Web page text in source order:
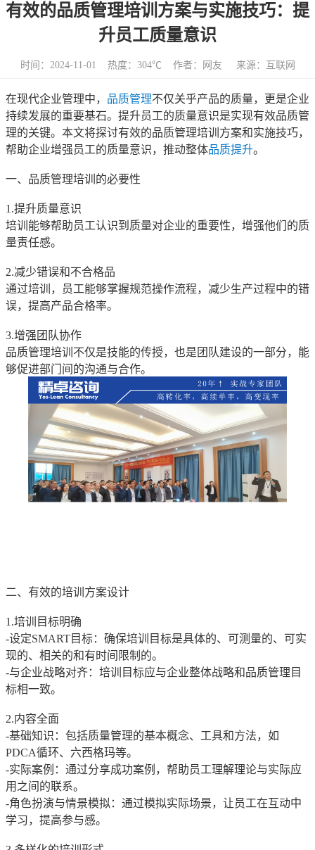
有效的品质管理培训方案与实施技巧：提
升员工质量意识
时间：2024-11-01 热度： 304℃ 作者：网友 来源：互联网
在现代企业管理中， 品质管理不仅关乎产品的质量，更是企业
持续发展的重要基石。提升员工的质量意识是实现有效品质管
理的关键。本文将探讨有效的品质管理培训方案和实施技巧，
帮助企业增强员工的质量意识，推动整体品质提升。
一、品质管理培训的必要性
1.提升质量意识
培训能够帮助员工认识到质量对企业的重要性，增强他们的质
量责任感。
2.减少错误和不合格品
通过培训，员工能够掌握规范操作流程，减少生产过程中的错
误，提高产品合格率。
3.增强团队协作
品质管理培训不仅是技能的传授，也是团队建设的一部分，能
够促进部门间的沟通与合作。
二、有效的培训方案设计
1.培训目标明确
-设定SMART目标：确保培训目标是具体的、可测量的、可实
现的、相关的和有时间限制的。
-与企业战略对齐：培训目标应与企业整体战略和品质管理目
标相一致。
2.内容全面
-基础知识：包括质量管理的基本概念、工具和方法，如
PDCA循环、六西格玛等。
-实际案例：通过分享成功案例，帮助员工理解理论与实际应
用之间的联系。
-角色扮演与情景模拟：通过模拟实际场景，让员工在互动中
学习，提高参与感。